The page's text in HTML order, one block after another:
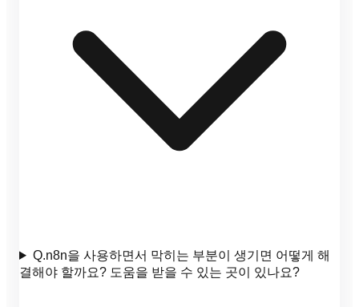
Q.n8n을 사용하면서 막히는 부분이 생기면 어떻게 해
결해야 할까요? 도움을 받을 수 있는 곳이 있나요?